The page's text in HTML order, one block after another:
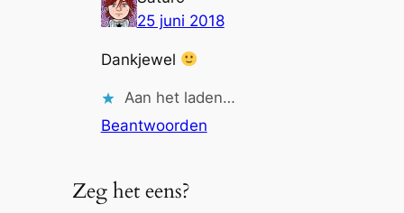
25 juni 2018
Dankjewel
Aan het laden…
Beantwoorden
Zeg het eens?